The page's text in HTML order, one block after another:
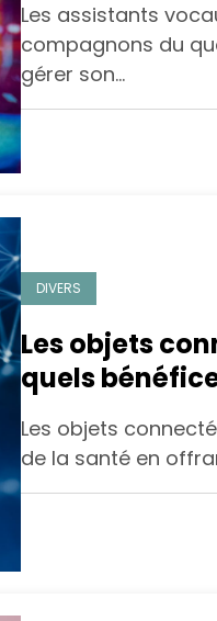
Les assistants
compagnons du
gérer son…
DIVERS
Les objets
quels
?Les objets
de la santé en